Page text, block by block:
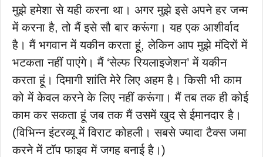
मुझे हमेशा से यही करना था। अगर मुझे इसे अपने हर जन्म
में करना है, तो मैं इसे सौ बार करूंगा। यह एक आशीर्वाद
है। मैं भगवान में यकीन करता हूं, लेकिन आप मुझे मंदिरों में
भटकता नहीं पाएंगे। मैं ‘सेल्फ रियलाइजेशन’ में यकीन
करता हूं। दिमागी शांति मेरे लिए अहम है। किसी भी काम
को में केवल करने के लिए नहीं करूंगा। मैं तब तक ही कोई
काम कर सकता हूं जब तक मैं उसमें खुद से ईमानदार है।
(विभिन्न इंटरव्यू में विराट कोहली। सबसे ज्यादा टैक्स जमा
करने में टॉप फाइव में जगह बनाई है।)